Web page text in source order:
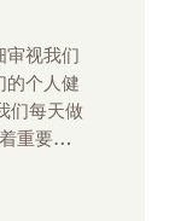
审视我们
的个人健
们每天做
重要作